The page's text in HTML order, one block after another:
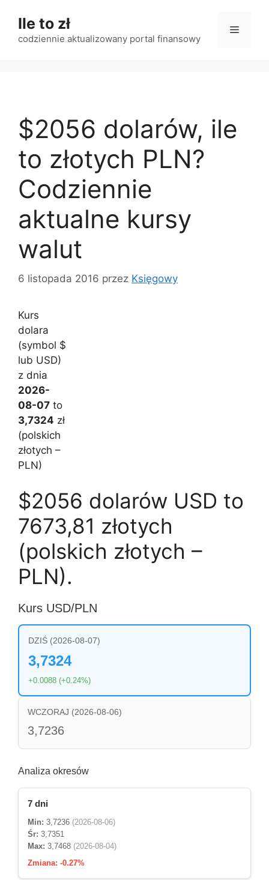
treści
Ile to zł
codziennie aktualizowany portal finansowy
Menu
$2056 dolarów, ile
to złotych PLN?
Codziennie
aktualne kursy
walut
6 listopada 2016 przez Księgowy
Kurs
dolara
(symbol $
lub USD)
z dnia
2026-
08-07 to
3,7324 zł
(polskich
złotych –
PLN)
$2056 dolarów USD to
7673,81 złotych
(polskich złotych –
PLN).
Kurs USD/PLN
DZIŚ (2026-08-07)
3,7324
+0.0088 (+0.24%)
WCZORAJ (2026-08-06)
3,7236
Analiza okresów
7 dni
Min: 3,7236 (2026-08-06)
Śr: 3,7351
Max: 3,7468 (2026-08-04)
Zmiana: -0.27%